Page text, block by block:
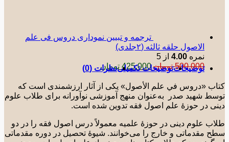
ترجمه و تبیین نموداری دروس فی علم
الاصول حلقه ثالثه (٢جلدی)
نمره4.00از 5
500.000 تومانقیمت
500.000 تومان
بود.
425.000 تومانقیمت
فعلی:
425.000 تومان.
توضیحاتتوضیحات تکمیلینظرات (0)
«دروس في علم الأصول» یکی از آثار ارزشمندی است که
شهید صدر به‌عنوان منهج آموزشی نوآورانه برای طلاب علوم
در حوزۀ علم اصول فقه تدوین شده است.
علوم دینی در حوزۀ علمیه معمولاً درس اصول فقه را در دو
مقدماتی و خارج را می‌خوانند. شیوۀ تحصیل در دوره مقدماتی